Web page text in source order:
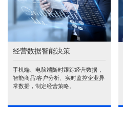
经营数据智能决策
手机端、电脑端随时跟踪经营数据，
智能商品\客户分析、实时监控企业异
常数据，制定经营策略。